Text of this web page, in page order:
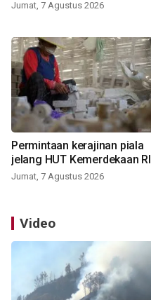
Jumat, 7 Agustus 2026
Permintaan kerajinan piala
jelang HUT Kemerdekaan RI
Jumat, 7 Agustus 2026
Video